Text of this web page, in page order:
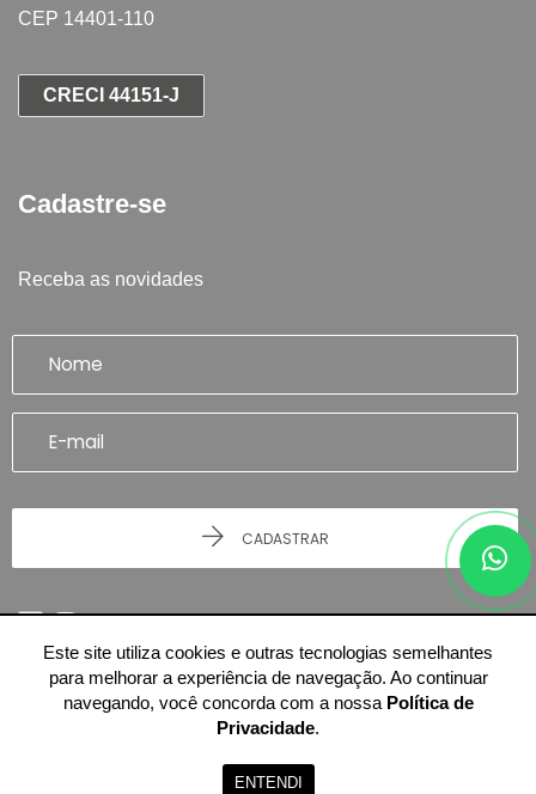
CEP 14401-110
CRECI 44151-J
Cadastre-se
Receba as novidades
CADASTRAR
Todos os Direitos Reservados.
Este site utiliza cookies e outras tecnologias semelhantes
para melhorar a experiência de navegação. Ao continuar
navegando, você concorda com a nossa Política de
Privacidade.
ENTENDI